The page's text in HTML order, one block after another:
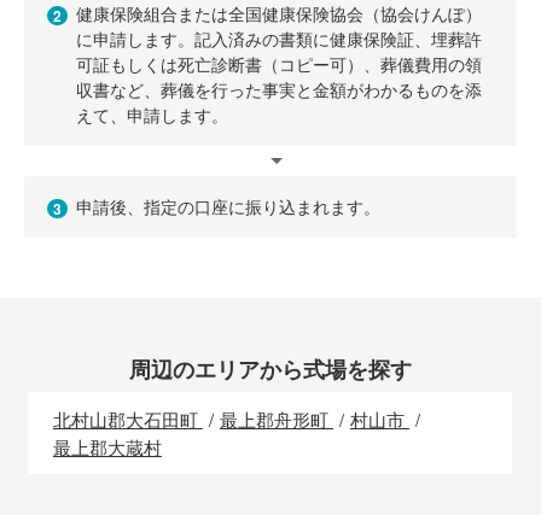
2
健康保険組合または全国健康保険協会（協会けんぽ）
に申請します。記入済みの書類に健康保険証、埋葬許
可証もしくは死亡診断書（コピー可）、葬儀費用の領
収書など、葬儀を行った事実と金額がわかるものを添
えて、申請します。
3 申請後、指定の口座に振り込まれます。
周辺のエリアから式場を探す
北村山郡大石田町 最上郡舟形町
村山市
最上郡大蔵村